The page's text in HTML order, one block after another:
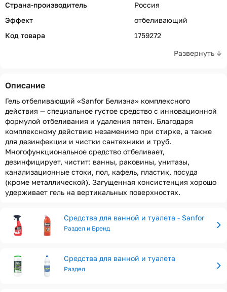
Развернуть ↓
Страна-производитель
Россия
Эффект
отбеливающий
Код товара
1759272
Описание
Гель отбеливающий «Sanfor Белизна» комплексного
действия — специальное густое средство с инновационной
формулой отбеливания и удаления пятен. Благодаря
комплексному действию незаменимо при стирке, а также
для дезинфекции и чистки сантехники и труб.
Многофункциональное средство отбеливает,
дезинфицирует, чистит: ванны, раковины, унитазы,
канализационные стоки, пол, кафель, пластик, посуда
(кроме металлической). Загущенная консистенция хорошо
удерживает гель на вертикальных поверхностях.
Средства для ванной и туалета - Sanfor
Раздел и Бренд
Средства для ванной и туалета
Раздел